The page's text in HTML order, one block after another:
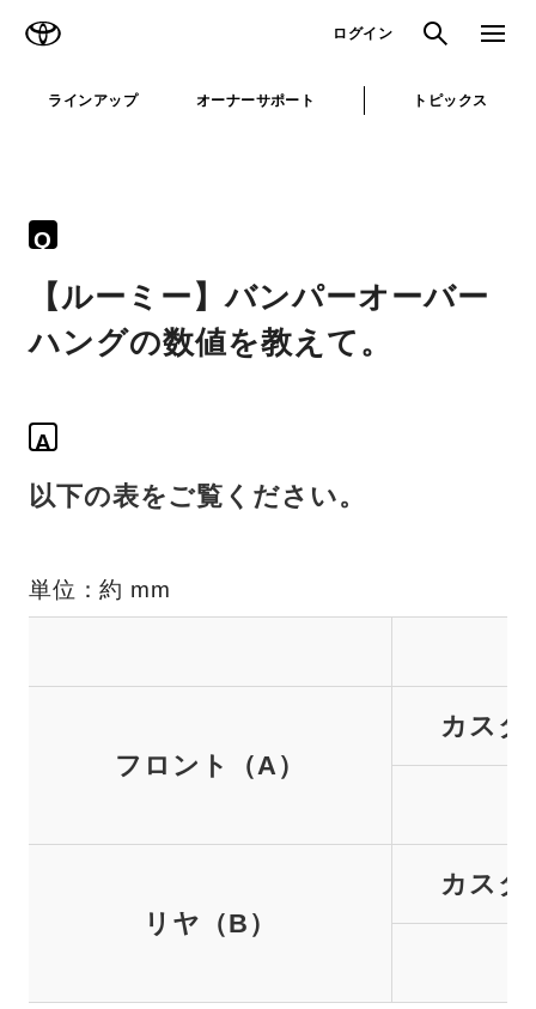
ログイン 検索 メニュ
ラインアップ オーナーサポート トピックス
Q
【ルーミー】バンパーオーバー
ハングの数値を教えて。
A
以下の表をご覧ください。
単位：約 mm
フロント（A）
カスタ
リヤ（B）
カスタ